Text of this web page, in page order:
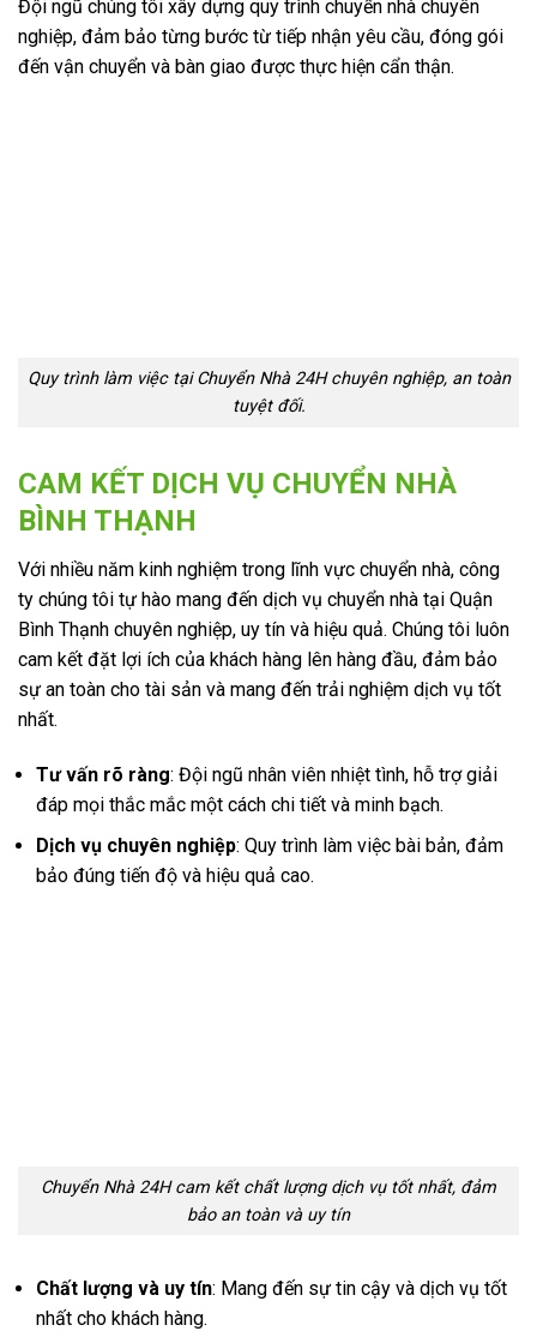
Đội ngũ chúng tôi xây dựng quy trình chuyển nhà chuyên
nghiệp, đảm bảo từng bước từ tiếp nhận yêu cầu, đóng gói
đến vận chuyển và bàn giao được thực hiện cẩn thận.
Quy trình làm việc tại Chuyển Nhà 24H chuyên nghiệp, an toàn
tuyệt đối.
CAM KẾT DỊCH VỤ CHUYỂN NHÀ
BÌNH THẠNH
Với nhiều năm kinh nghiệm trong lĩnh vực chuyển nhà, công
ty chúng tôi tự hào mang đến dịch vụ chuyển nhà tại Quận
Bình Thạnh chuyên nghiệp, uy tín và hiệu quả. Chúng tôi luôn
cam kết đặt lợi ích của khách hàng lên hàng đầu, đảm bảo
sự an toàn cho tài sản và mang đến trải nghiệm dịch vụ tốt
nhất.
Tư vấn rõ ràng: Đội ngũ nhân viên nhiệt tình, hỗ trợ giải
đáp mọi thắc mắc một cách chi tiết và minh bạch.
Dịch vụ chuyên nghiệp: Quy trình làm việc bài bản, đảm
bảo đúng tiến độ và hiệu quả cao.
Chuyển Nhà 24H cam kết chất lượng dịch vụ tốt nhất, đảm
bảo an toàn và uy tín
Chất lượng và uy tín: Mang đến sự tin cậy và dịch vụ tốt
nhất cho khách hàng.